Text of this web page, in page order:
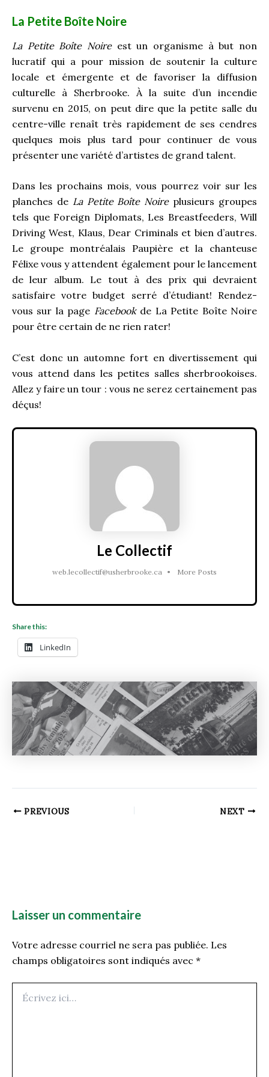
La Petite Boîte Noire
La Petite Boîte Noireest un organisme à but non
lucratif qui a pour mission de soutenir la culture
locale et émergente et de favoriser la diffusion
culturelle à Sherbrooke. À la suite d’un incendie
survenu en 2015, on peut dire que la petite salle du
centre-ville renaît très rapidement de ses cendres
quelques mois plus tard pour continuer de vous
présenter une variété d’artistes de grand talent.
Dans les prochains mois, vous pourrez voir sur les
planches de La Petite Boîte Noireplusieurs groupes
tels que Foreign Diplomats, Les Breastfeeders, Will
Driving West, Klaus, Dear Criminals et bien d’autres.
Le groupe montréalais Paupière et la chanteuse
Félixe vous y attendent également pour le lancement
de leur album. Le tout à des prix qui devraient
satisfaire votre budget serré d’étudiant! Rendez-
vous sur la page Facebookde La Petite Boîte Noire
pour être certain de ne rien rater!
C’est donc un automne fort en divertissement qui
vous attend dans les petites salles sherbrookoises.
Allez y faire un tour : vous ne serez certainement pas
déçus!
Le Collectif
web.lecollectif@usherbrooke.ca • More Posts
Share this:
LinkedIn
PREVIOUS NEXT
Laisser un commentaire
Votre adresse courriel ne sera pas publiée. Les
champs obligatoires sont indiqués avec *
ici…